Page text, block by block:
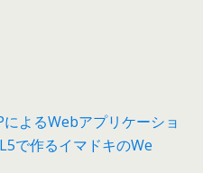
よるWebアプリケーショ
で作るイマドキのWe